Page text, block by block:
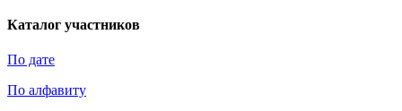
Каталог участников
По дате
По алфавиту